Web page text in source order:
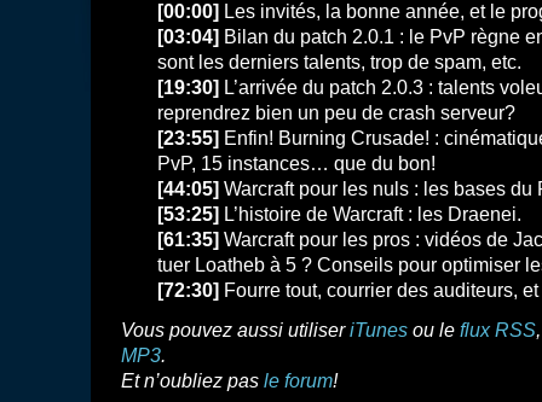
[00:00] Les invités, la bonne année, et le
[03:04] Bilan du patch 2.0.1 : le PvP règne
sont les derniers talents, trop de spam, etc.
[19:30] L’arrivée du patch 2.0.3 : talents
reprendrez bien un peu de crash serveur?
[23:55] Enfin! Burning Crusade! :
PvP, 15 instances… que du bon!
[44:05] Warcraft pour les nuls : les bases du
[53:25] L’histoire de Warcraft : les Draenei.
[61:35] Warcraft pour les pros : vidéos de
tuer Loatheb à 5 ? Conseils pour optimiser
[72:30] Fourre tout, courrier des auditeurs,
Vous pouvez aussi utiliseriTunes ou le flux RSS
MP3.
Et n’oubliez pas le forum!